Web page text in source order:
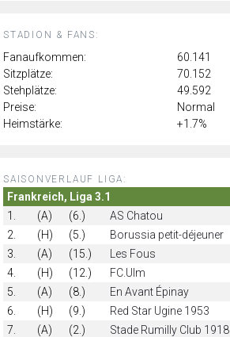
STADION & FANS:
Fanaufkommen:
60.141
Sitzplätze:
70.152
Stehplätze:
49.592
Preise:
Normal
Heimstärke:
+1.7%
SAISONVERLAUF LIGA:
Frankreich, Liga 3.1
1.
(A) (6.) AS Chatou
2.
(H) (5.) Borussia petit-déjeuner
3.
(A) (15.) Les Fous
4.
(H) (12.) FC.Ulm
5.
(A) (8.) En Avant Épinay
6.
(H) (9.) Red Star Ugine 1953
7.
(A) (2.) Stade Rumilly Club 1918